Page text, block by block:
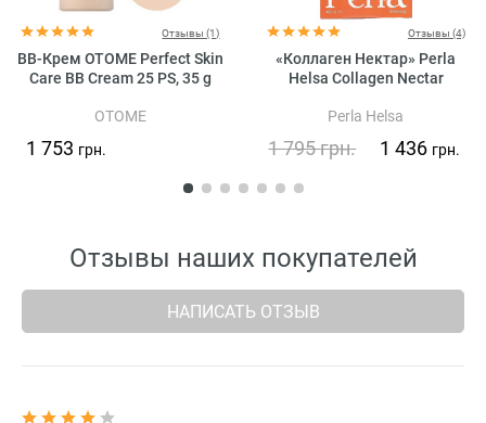
Отзывы (1)
BB-Крем OTOME Perfect Skin
Care BB Cream 25 PS, 35 g
OTOME
1 753 грн.
Отзывы (4)
«Коллаген Нектар» Perla
Helsa Collagen Nectar
Perla Helsa
1 795грн. 1 436 грн.
Отзывы наших покупателей
НАПИСАТЬ ОТЗЫВ